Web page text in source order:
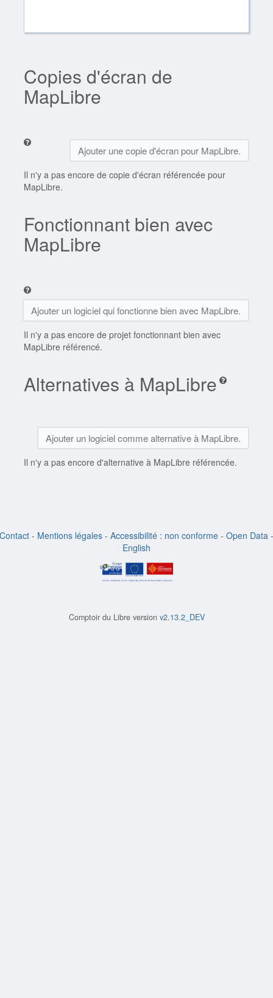
Copies d'écran de
MapLibre
Ajouter une copie d'écran pour MapLibre.
Il n'y a pas encore de copie d'écran référencée pour
MapLibre.
Fonctionnant bien avec
MapLibre
Ajouter un logiciel qui fonctionne bien avec MapLibre.
Il n'y a pas encore de projet fonctionnant bien avec
MapLibre référencé.
Alternatives à MapLibre
Ajouter un logiciel comme alternative à MapLibre.
Il n'y a pas encore d'alternative à MapLibre référencée.
Contact - Mentions légales - Accessibilité : non conforme - Open Data -
English
Comptoir du Libre version v2.13.2_DEV